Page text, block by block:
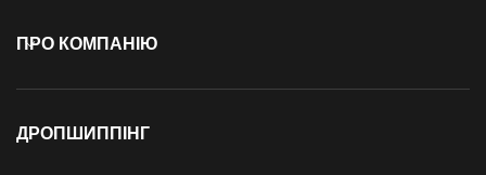
ПРО КОМПАНІЮ
ДРОПШИППІНГ